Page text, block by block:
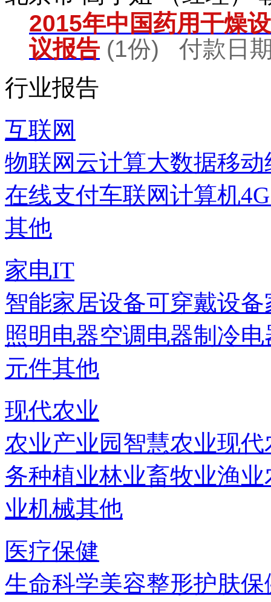
2015年中国药用干燥
议报告 (1份) 付款日
行业报告
互联网
物联网 云计算大数据移动
在线支付车联网计算机
其他
家电IT
智能家居设备可穿戴设备
照明电器空调电器制冷电
元件其他
现代农业
农业产业园智慧农业现代
务种植业林业畜牧业渔业
业机械其他
医疗保健
生命科学美容整形护肤保